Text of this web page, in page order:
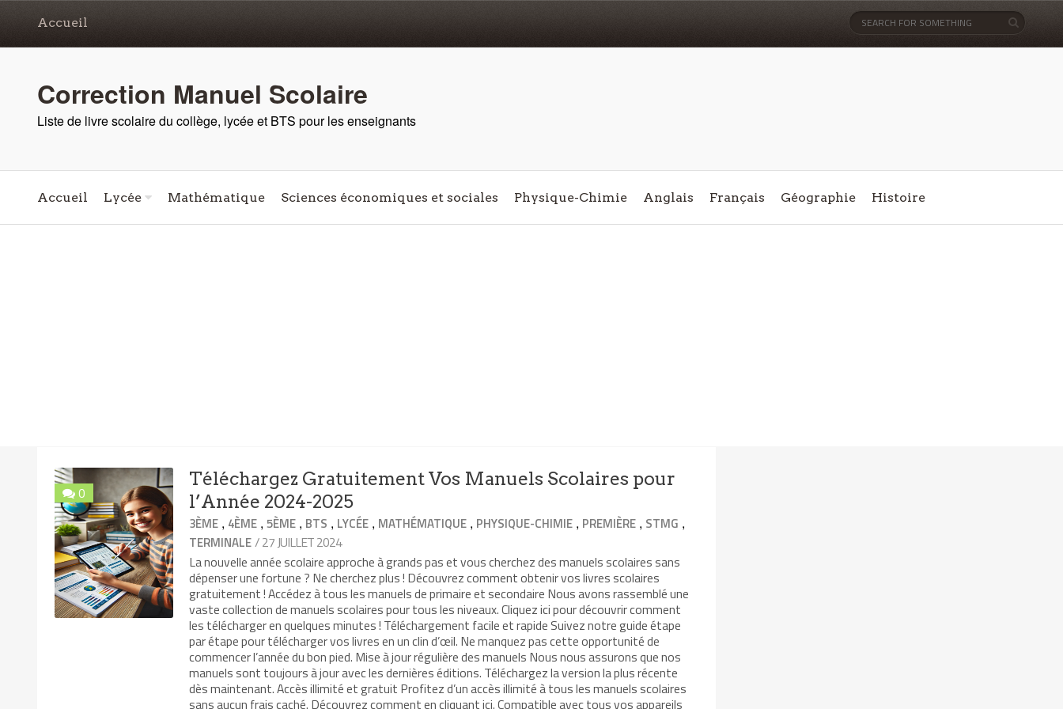
Accueil
Correction Manuel Scolaire
Liste de livre scolaire du collège, lycée et BTS pour les enseignants
Accueil Lycée Mathématique Sciences économiques et sociales Physique-Chimie Anglais Français Géographie Histoire
0
Téléchargez Gratuitement Vos Manuels Scolaires pour
l’Année 2024-2025
3ÈME , 4ÈME ,5ÈME , BTS , LYCÉE , MATHÉMATIQUE , PHYSIQUE-CHIMIE , PREMIÈRE , STMG ,
TERMINALE/ 27 JUILLET 2024
La nouvelle année scolaire approche à grands pas et vous cherchez des manuels scolaires sans
dépenser une fortune ? Ne cherchez plus ! Découvrez comment obtenir vos livres scolaires
gratuitement ! Accédez à tous les manuels de primaire et secondaire Nous avons rassemblé une
vaste collection de manuels scolaires pour tous les niveaux. Cliquez ici pour découvrir comment
les télécharger en quelques minutes ! Téléchargement facile et rapide Suivez notre guide étape
par étape pour télécharger vos livres en un clin d’œil. Ne manquez pas cette opportunité de
commencer l’année du bon pied. Mise à jour régulière des manuels Nous nous assurons que nos
manuels sont toujours à jour avec les dernières éditions. Téléchargez la version la plus récente
dès maintenant. Accès illimité et gratuit Profitez d’un accès illimité à tous les manuels scolaires
sans aucun frais caché. Découvrez comment en cliquant ici. Compatible avec tous vos appareils